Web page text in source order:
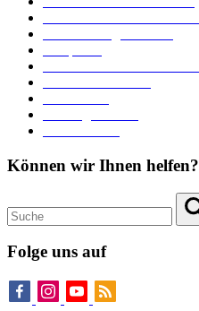
Können wir Ihnen helfen?
Folge uns auf